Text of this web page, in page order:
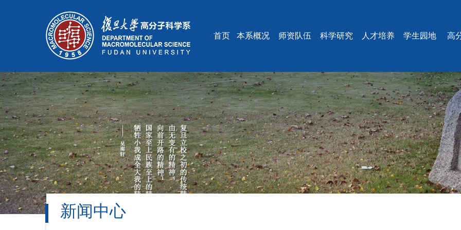
首页 本系概况 师资队伍 科学研究 人才培养 学生园地 高
新闻中心